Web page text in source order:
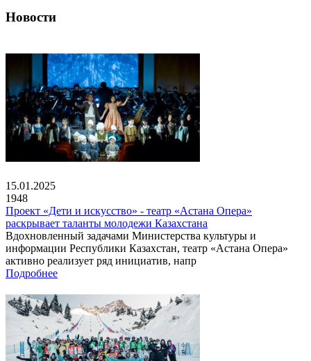
Новости
15.01.2025
1948
Проект «Дети и искусство» - театр «Астана Опера»
раскрывает таланты молодежи Казахстана
Вдохновленный задачами Министерства культуры и
информации Республики Казахстан, театр «Астана Опера»
активно реализует ряд инициатив, напр
Подробнее